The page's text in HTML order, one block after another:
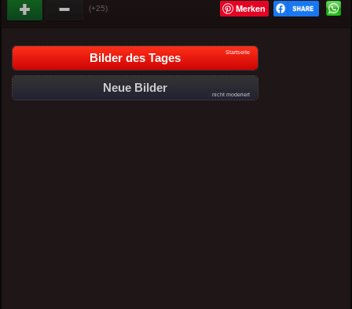
(+25) Merken
Bilder des Tages Startseite
Neue Bilder
nicht moderiert